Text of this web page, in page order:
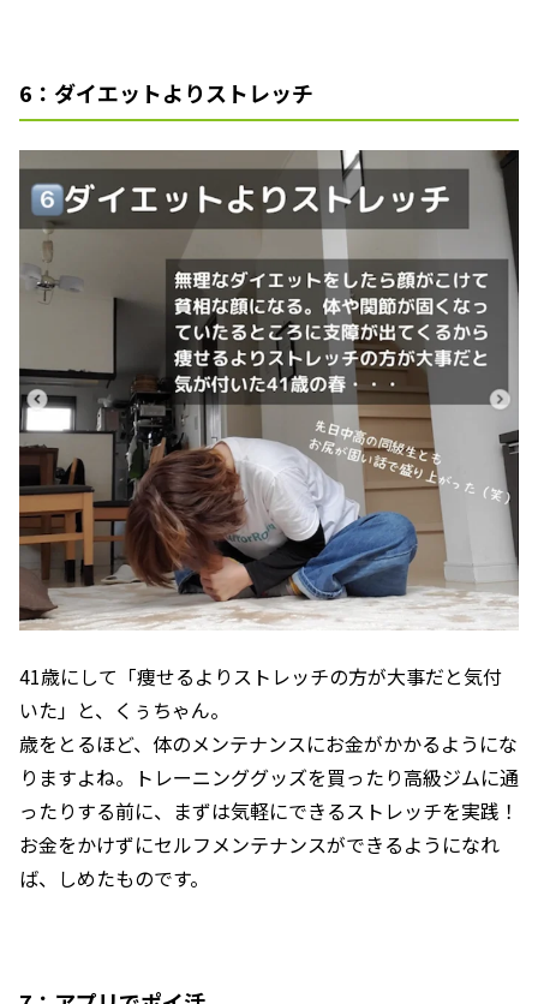
6：ダイエットよりストレッチ
41歳にして「痩せるよりストレッチの方が大事だと気付
いた」と、くぅちゃん。
歳をとるほど、体のメンテナンスにお金がかかるようにな
りますよね。トレーニンググッズを買ったり高級ジムに通
ったりする前に、まずは気軽にできるストレッチを実践！
お金をかけずにセルフメンテナンスができるようになれ
ば、しめたものです。